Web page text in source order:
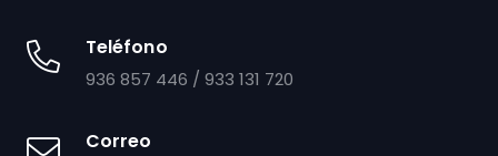
Teléfono
936 857 446 / 933 131 720
Correo